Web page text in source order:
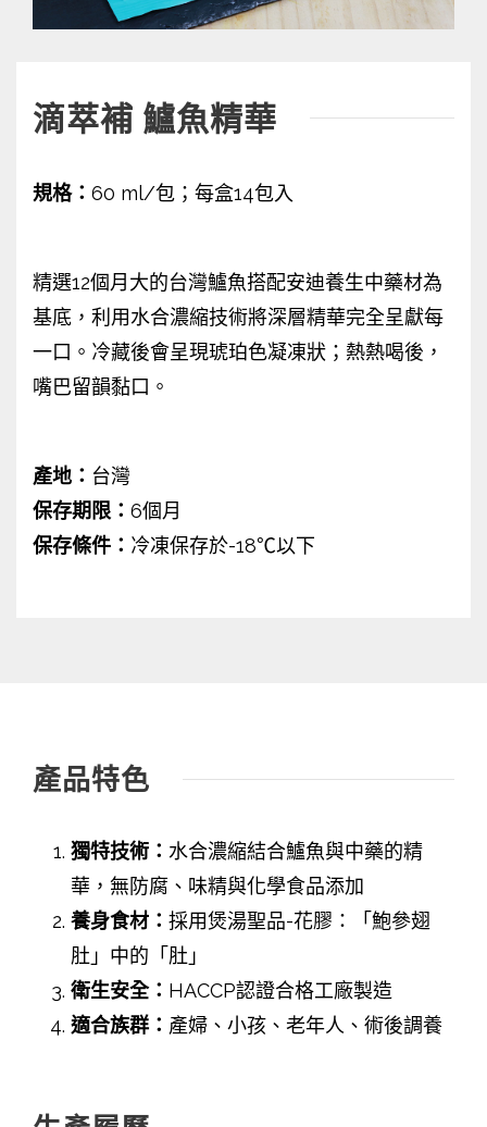
滴萃補 鱸魚精華
規格： 60 ml/包；每盒14包入
精選12個月大的台灣鱸魚搭配安迪養生中藥材為
基底，利用水合濃縮技術將深層精華完全呈獻每
一口。冷藏後會呈現琥珀色凝凍狀；熱熱喝後，
嘴巴留韻黏口。
產地： 台灣
保存期限： 6個月
保存條件： 冷凍保存於-18℃以下
產品特色
獨特技術： 水合濃縮結合鱸魚與中藥的精
華，無防腐、味精與化學食品添加
養身食材： 採用煲湯聖品-花膠：「鮑參翅
肚」中的「肚」
衛生安全： HACCP認證合格工廠製造
適合族群： 產婦、小孩、老年人、術後調養